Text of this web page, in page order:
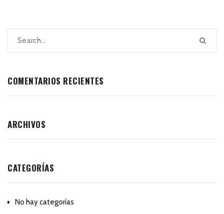
COMENTARIOS RECIENTES
ARCHIVOS
CATEGORÍAS
No hay categorías